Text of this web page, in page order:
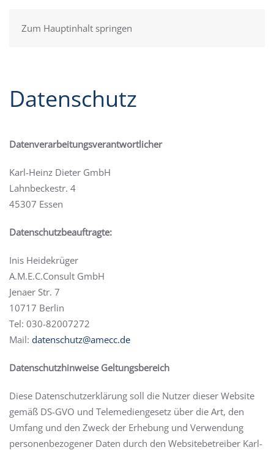
Zum Hauptinhalt springen
Datenschutz
Datenverarbeitungsverantwortlicher
Karl-Heinz Dieter GmbH
Lahnbeckestr. 4
45307 Essen
Datenschutzbeauftragte:
Inis Heidekrüger
A.M.E.C.Consult GmbH
Jenaer Str. 7
10717 Berlin
Tel: 030-82007272
Mail: datenschutz@amecc.de
Datenschutzhinweise Geltungsbereich
Diese Datenschutzerklärung soll die Nutzer dieser Website
gemäß DS-GVO und Telemediengesetz über die Art, den
Umfang und den Zweck der Erhebung und Verwendung
personenbezogener Daten durch den Websitebetreiber Karl-